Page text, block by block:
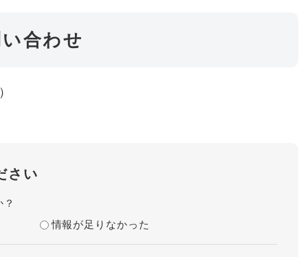
合わせ
さい
情報が足りなかった